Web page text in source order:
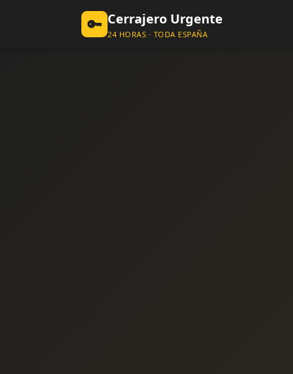
🔑 Cerrajero Urgente
24 HORAS · TODA ESPAÑA